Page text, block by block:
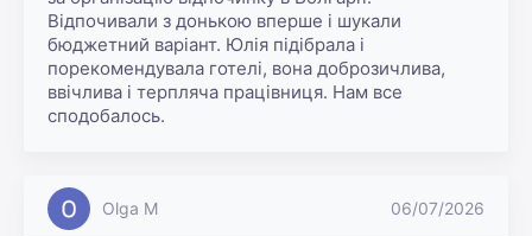
Відпочивали з донькою вперше і шукали
бюджетний варіант. Юлія підібрала і
порекомендувала готелі, вона доброзичлива,
ввічлива і терпляча працівниця. Нам все
сподобалось.
Olga M 06/07/2026